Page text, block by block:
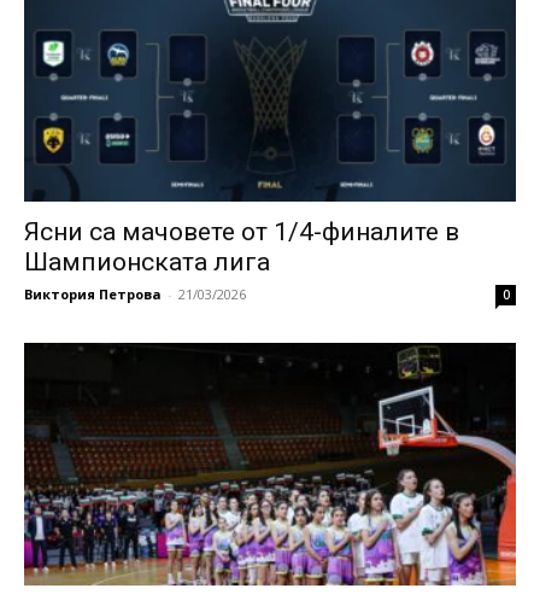
Ясни са мачовете от 1/4-финалите в
Шампионската лига
Виктория Петрова - 21/03/2026 0